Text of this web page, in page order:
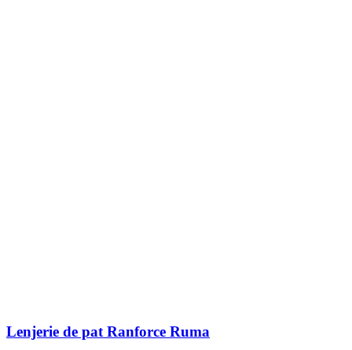
Lenjerie de pat Ranforce Ruma